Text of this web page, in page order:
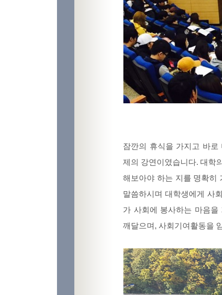
잠깐의 휴식을 가지고 바로
제의 강연이였습니다. 대학
해보아야 하는 지를 명확히
말씀하시며 대학생에게 사
가 사회에 봉사하는 마음
깨달으며, 사회기여활동을